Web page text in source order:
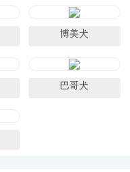
博美犬
巴哥犬